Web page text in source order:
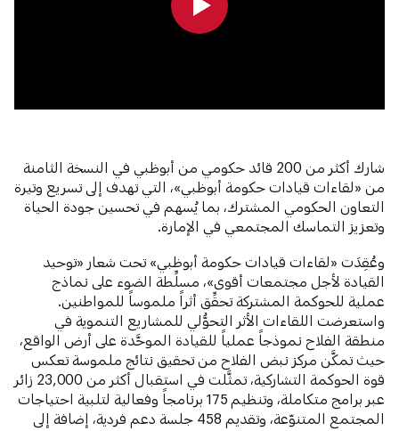
شارك أكثر من 200 قائد حكومي من أبوظبي في النسخة الثامنة
من «لقاءات قيادات حكومة أبوظبي»، التي تهدف إلى تسريع وتيرة
التعاون الحكومي المشترك، بما يُسهم في تحسين جودة الحياة
وتعزيز التماسك المجتمعي في الإمارة.
وعُقِدَت «لقاءات قيادات حكومة أبوظبي» تحت شعار «توحيد
القيادة لأجل مجتمعات أقوى»، مسلِّطة الضوء على نماذج
عملية للحوكمة المشتركة تحقِّق أثراً ملموساً للمواطنين.
واستعرضت اللقاءات الأثر التحوُّلي للمشاريع التنموية في
منطقة الفلاح نموذجاً عملياً للقيادة الموحَّدة على أرض الواقع،
حيث تمكَّن مركز نبض الفلاح من تحقيق نتائج ملموسة تعكس
قوة الحوكمة التشاركية، تمثَّلت في استقبال أكثر من 23,000 زائر
عبر برامج متكاملة، وتنظيم 175 برنامجاً وفعالية لتلبية احتياجات
المجتمع المتنوّعة، وتقديم 458 جلسة دعم فردية، إضافة إلى